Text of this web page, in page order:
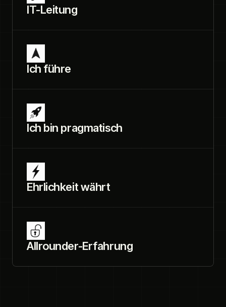
IT-Leitung
Ich führe
Ich bin pragmatisch
Ehrlichkeit währt
Allrounder-Erfahrung